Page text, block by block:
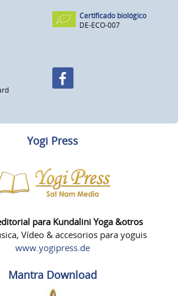
Certificado biológico
DE-ECO-007
Yogi Press
para Kundalini Yoga &otros
Vídeo & accesorios para yoguis
www.yogipress.de
Mantra Download